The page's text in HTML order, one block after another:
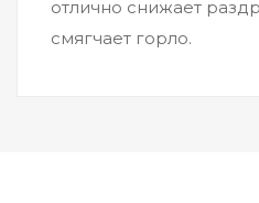
отлично снижает
смягчает горло.